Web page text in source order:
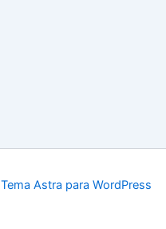
Tema Astra para WordPress